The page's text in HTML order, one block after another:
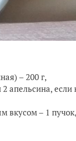
– 200 г,
апельсина, если
вкусом – 1 пучок,